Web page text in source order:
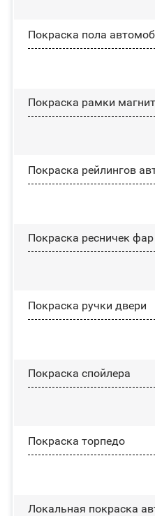
Покраска пола
Покраска рамки
Покраска рейлингов
Покраска ресничек
Покраска ручки двери
Покраска спойлера
Покраска торпедо
Локальная покраска